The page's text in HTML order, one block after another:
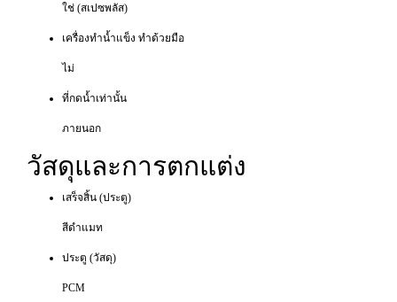
ใช่ (สเปซพลัส)
เครื่องทำน้ำแข็ง ทำด้วยมือ
ไม่
ที่กดน้ำเท่านั้น
ภายนอก
วัสดุและการตกแต่ง
เสร็จสิ้น (ประตู)
สีดำแมท
ประตู (วัสดุ)
PCM